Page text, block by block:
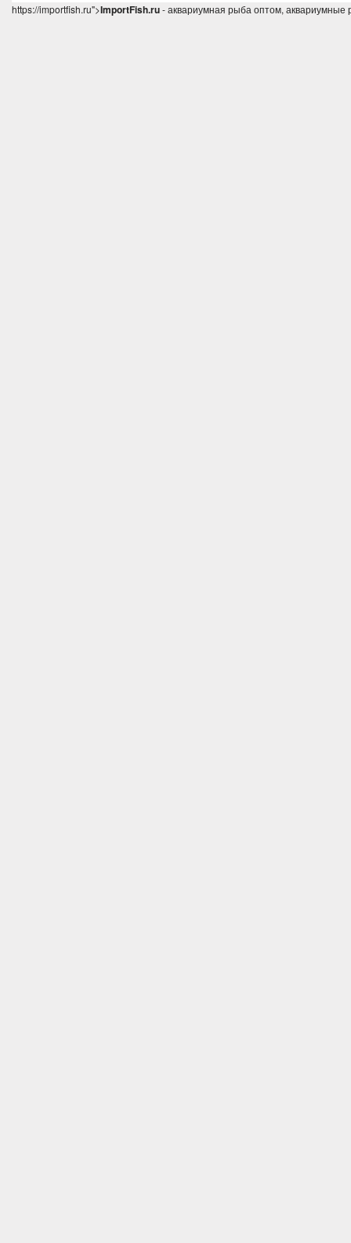
https://importfish.ru">ImportFish.ru- аквариумная рыба оптом,